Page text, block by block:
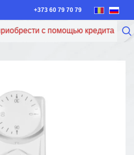
+373 60 79 70 79
с помощью кредита Iute